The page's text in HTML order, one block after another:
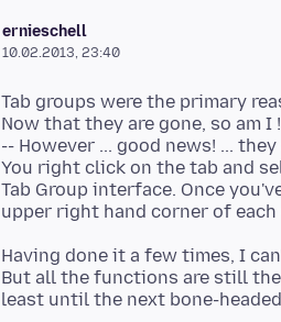
ernieschell
10.02.2013, 23:40
Tab groups were the primary
Now that they are gone, so am I
-- However ... good news! ...
You right click on the tab and
Tab Group interface. Once
Having done it a few times, I
But all the functions are still